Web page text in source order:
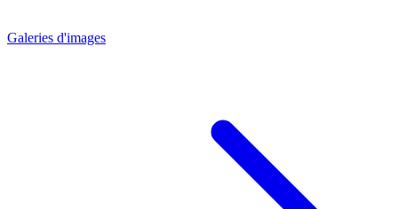
Galeries d'images